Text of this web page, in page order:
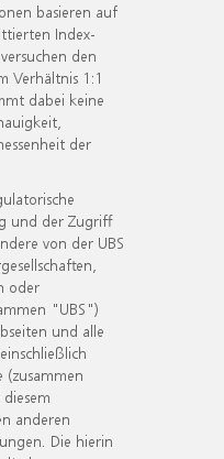
basieren auf
Index-
den
Verhältnis 1:1
dabei keine
der
und der Zugriff
von der UBS
oder
"UBS")
und alle
anderen
Die hierin